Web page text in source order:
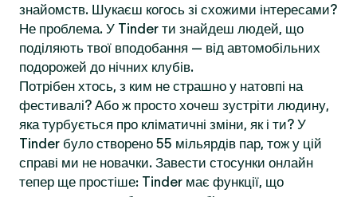
знайомств. Шукаєш когось зі схожими інтересами?
Не проблема. У Tinder ти знайдеш людей, що
поділяють твої вподобання — від автомобільних
подорожей до нічних клубів.
Потрібен хтось, з ким не страшно у натовпі на
фестивалі? Або ж просто хочеш зустріти людину,
яка турбується про кліматичні зміни, як і ти? У
Tinder було створено 55 мільярдів пар, тож у цій
справі ми не новачки. Завести стосунки онлайн
тепер ще простіше: Tinder має функції, що